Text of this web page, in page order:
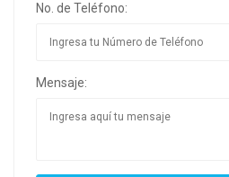
No. de Teléfono:
Mensaje: